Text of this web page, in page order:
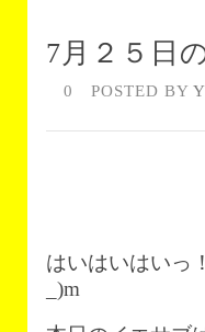
7月２５日
0 POSTED BY
はいはいはいっ
_)m